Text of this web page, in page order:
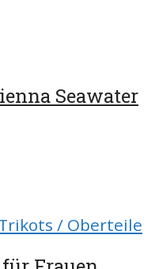
Seawater
/ Oberteile